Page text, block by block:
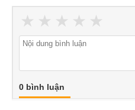
★
★
★
★
★
0 bình luận